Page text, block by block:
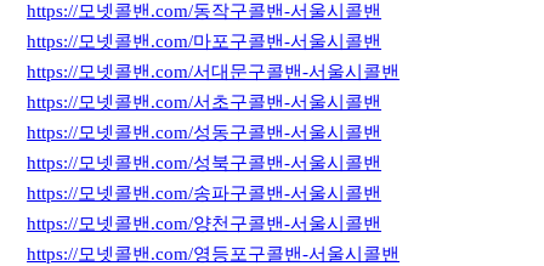
https://모넷콜밴.com/동작구콜밴-서울시콜밴
https://모넷콜밴.com/마포구콜밴-서울시콜밴
https://모넷콜밴.com/서대문구콜밴-서울시콜밴
https://모넷콜밴.com/서초구콜밴-서울시콜밴
https://모넷콜밴.com/성동구콜밴-서울시콜밴
https://모넷콜밴.com/성북구콜밴-서울시콜밴
https://모넷콜밴.com/송파구콜밴-서울시콜밴
https://모넷콜밴.com/양천구콜밴-서울시콜밴
https://모넷콜밴.com/영등포구콜밴-서울시콜밴